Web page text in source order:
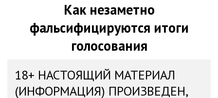
Как незаметно
фальсифицируются итоги
голосования
18+ НАСТОЯЩИЙ МАТЕРИАЛ
(ИНФОРМАЦИЯ) ПРОИЗВЕДЕН,